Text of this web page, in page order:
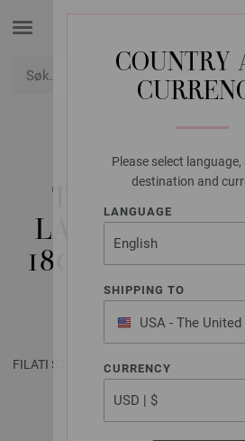
COUNTRY
Please select
destination and
LANGUAGE
SHIPPING TO
USA - The
of America
CURRENCY
FILATI
TOPDOWN
LANDLUST
180 -
(NO)
FILATI STUDIO No. 2 - Magasin (DE) +
14